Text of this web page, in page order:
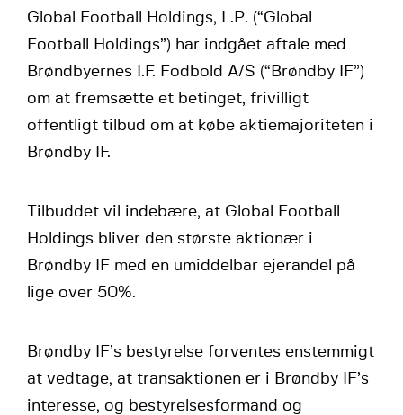
Global Football Holdings, L.P. (“Global
Football Holdings”) har indgået aftale med
Brøndbyernes I.F. Fodbold A/S (“Brøndby IF”)
om at fremsætte et betinget, frivilligt
offentligt tilbud om at købe aktiemajoriteten i
Brøndby IF.
Tilbuddet vil indebære, at Global Football
Holdings bliver den største aktionær i
Brøndby IF med en umiddelbar ejerandel på
lige over 50%.
Brøndby IF’s bestyrelse forventes enstemmigt
at vedtage, at transaktionen er i Brøndby IF’s
interesse, og bestyrelsesformand og